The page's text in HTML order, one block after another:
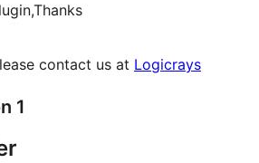
contact us at Logicrays
1